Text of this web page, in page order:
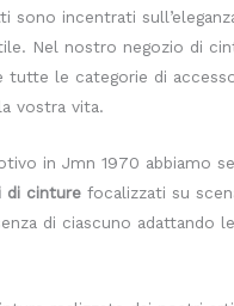
sono incentrati
Nel nostro negozio di
tutte le categorie di
vostra vita.
in Jmn 1970 abbiamo
di cinture focalizzati su
di ciascuno adattando